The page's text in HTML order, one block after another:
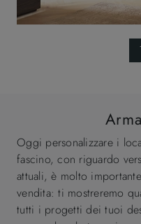
Oggi personalizzare i
fascino, con riguardo
attuali, è molto
vendita: ti mostreremo
tutti i progetti dei tuoi